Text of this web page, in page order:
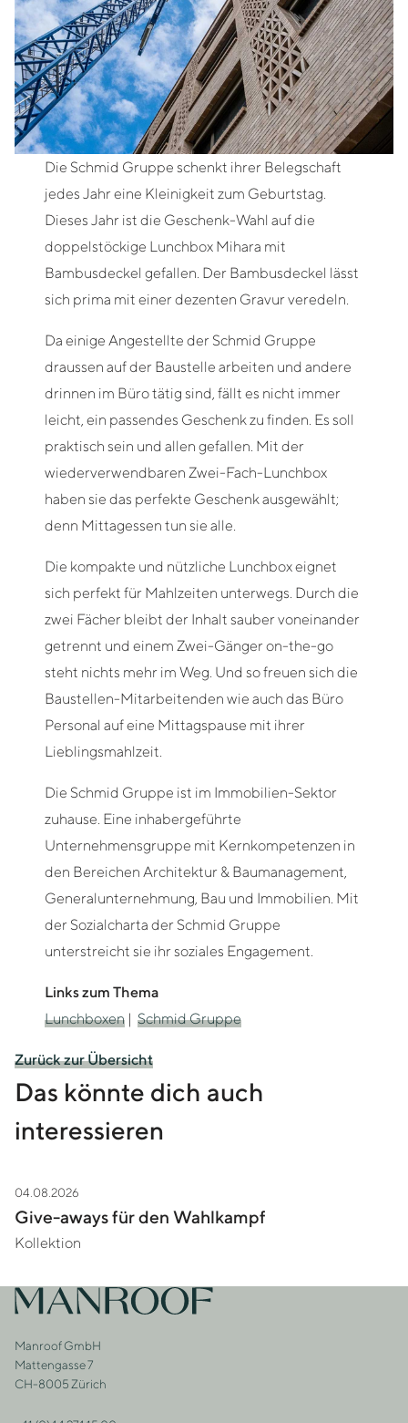
Die Schmid Gruppe schenkt ihrer Belegschaft
jedes Jahr eine Kleinigkeit zum Geburtstag.
Dieses Jahr ist die Geschenk-Wahl auf die
doppelstöckige Lunchbox Mihara mit
Bambusdeckel gefallen. Der Bambusdeckel lässt
sich prima mit einer dezenten Gravur veredeln.
Da einige Angestellte der Schmid Gruppe
draussen auf der Baustelle arbeiten und andere
drinnen im Büro tätig sind, fällt es nicht immer
leicht, ein passendes Geschenk zu finden. Es soll
praktisch sein und allen gefallen. Mit der
wiederverwendbaren Zwei-Fach-Lunchbox
haben sie das perfekte Geschenk ausgewählt;
denn Mittagessen tun sie alle.
Die kompakte und nützliche Lunchbox eignet
sich perfekt für Mahlzeiten unterwegs. Durch die
zwei Fächer bleibt der Inhalt sauber voneinander
getrennt und einem Zwei-Gänger on-the-go
steht nichts mehr im Weg. Und so freuen sich die
Baustellen-Mitarbeitenden wie auch das Büro
Personal auf eine Mittagspause mit ihrer
Lieblingsmahlzeit.
Die Schmid Gruppe ist im Immobilien-Sektor
zuhause. Eine inhabergeführte
Unternehmensgruppe mit Kernkompetenzen in
den Bereichen Architektur & Baumanagement,
Generalunternehmung, Bau und Immobilien. Mit
der Sozialcharta der Schmid Gruppe
unterstreicht sie ihr soziales Engagement.
Links zum Thema
Lunchboxen |Schmid Gruppe
Zurück zur Übersicht
Das könnte dich auch
interessieren
Zur Story Give-aways für den Wahlkampf
04.08.2026
Give-aways für den Wahlkampf
Kollektion
Footer
Zur Startseite
Adresse
Manroof GmbH
Mattengasse 7
CH-8005 Zürich